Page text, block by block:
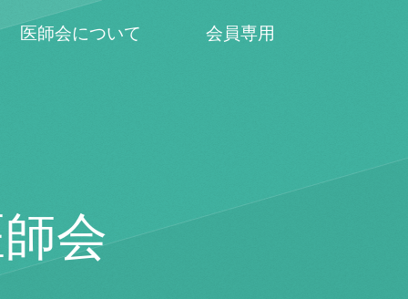
医師会について 会員専用
会